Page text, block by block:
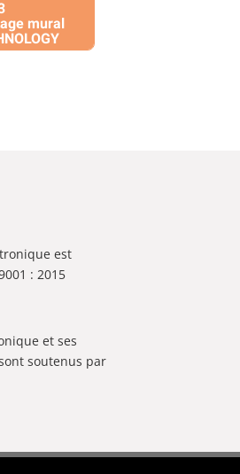
mural
est
: 2015
et ses
soutenus par